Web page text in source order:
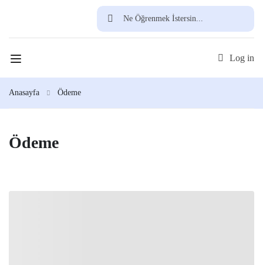
Log in
Anasayfa Ödeme
Ödeme